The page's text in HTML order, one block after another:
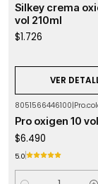
Silkey crema
vol 210ml
$1.726
VER
8051566446100|
Pro oxigen 10
$6.490
5.0